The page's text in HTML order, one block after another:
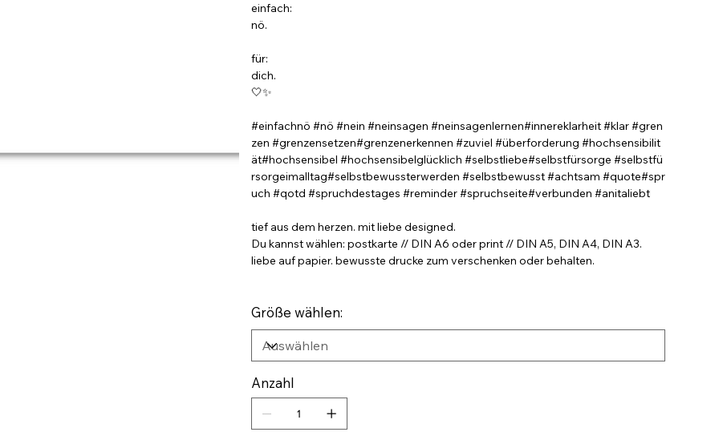
einfach:
nö.
für:
dich.
🤍✨
#einfachnö #nö #nein #neinsagen #neinsagenlernen#innereklarheit #klar #gren
zen #grenzensetzen#grenzenerkennen #zuviel #überforderung #hochsensibilit
ät#hochsensibel #hochsensibelglücklich #selbstliebe#selbstfürsorge #selbstfü
rsorgeimalltag#selbstbewussterwerden #selbstbewusst #achtsam #quote#spr
uch #qotd #spruchdestages #reminder #spruchseite#verbunden #anitaliebt
tief aus dem herzen. mit liebe designed.
Du kannst wählen: postkarte // DIN A6 oder print // DIN A5, DIN A4, DIN A3.
liebe auf papier. bewusste drucke zum verschenken oder behalten.
Größe wählen:
Anzahl